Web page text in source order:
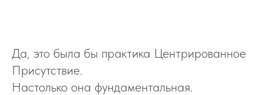
Да, это была бы практика Центрированное
Присутствие.
Настолько она фундаментальная.